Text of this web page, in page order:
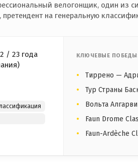
велогонщик, один из
претендент на генеральную
/ 23 года
КЛЮЧЕВЫЕ
Тиррено —
Тур Страны
Вольта
Faun Drome
Faun-Ardèche